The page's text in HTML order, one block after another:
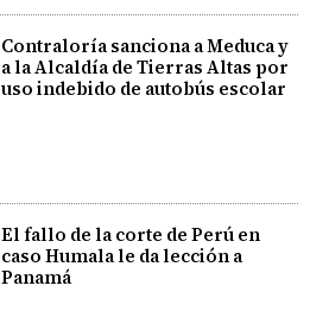
Contraloría sanciona a Meduca y
a la Alcaldía de Tierras Altas por
uso indebido de autobús escolar
El fallo de la corte de Perú en
caso Humala le da lección a
Panamá